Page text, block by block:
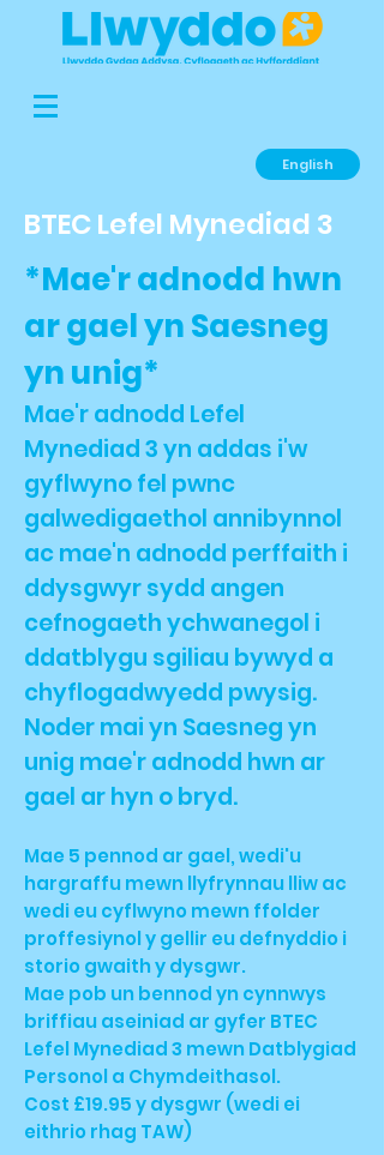
English
BTEC Lefel Mynediad 3
*Mae'r adnodd hwn
ar gael yn Saesneg
yn unig*
Mae'r adnodd Lefel
Mynediad 3 yn addas i'w
gyflwyno fel pwnc
galwedigaethol annibynnol
ac mae'n adnodd perffaith i
ddysgwyr sydd angen
cefnogaeth ychwanegol i
ddatblygu sgiliau bywyd a
chyflogadwyedd pwysig.
Noder mai yn Saesneg yn
unig mae'r adnodd hwn ar
gael ar hyn o bryd.
Mae 5 pennod ar gael, wedi'u
hargraffu mewn llyfrynnau lliw ac
wedi eu cyflwyno mewn ffolder
proffesiynol y gellir eu defnyddio i
storio gwaith y dysgwr.
Mae pob un bennod yn cynnwys
briffiau aseiniad ar gyfer BTEC
Lefel Mynediad 3 mewn Datblygiad
Personol a Chymdeithasol.
Cost £19.95 y dysgwr (wedi ei
eithrio rhag TAW)